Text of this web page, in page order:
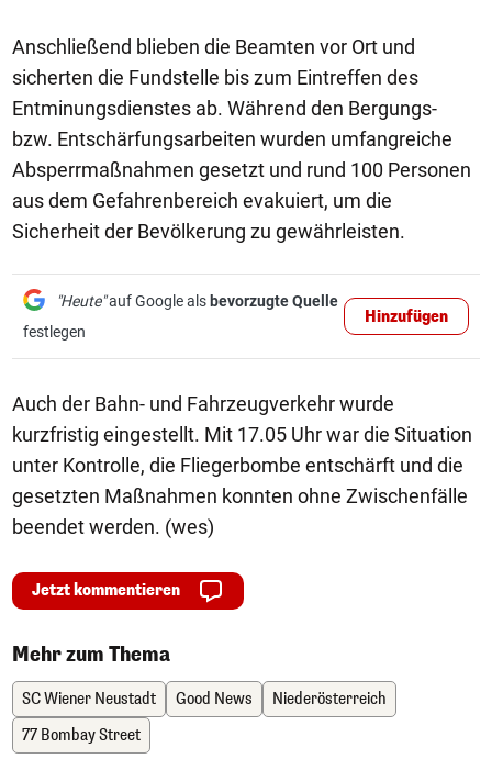
Anschließend blieben die Beamten vor Ort und
sicherten die Fundstelle bis zum Eintreffen des
Entminungsdienstes ab. Während den Bergungs-
bzw. Entschärfungsarbeiten wurden umfangreiche
Absperrmaßnahmen gesetzt und rund 100 Personen
aus dem Gefahrenbereich evakuiert, um die
Sicherheit der Bevölkerung zu gewährleisten.
"Heute"auf Google als bevorzugte Quelle
festlegen
Hinzufügen
Auch der Bahn- und Fahrzeugverkehr wurde
kurzfristig eingestellt. Mit 17.05 Uhr war die Situation
unter Kontrolle, die Fliegerbombe entschärft und die
gesetzten Maßnahmen konnten ohne Zwischenfälle
beendet werden. (wes)
Jetzt kommentieren
Mehr zum Thema
SC Wiener Neustadt Good News
Niederösterreich
77 Bombay Street